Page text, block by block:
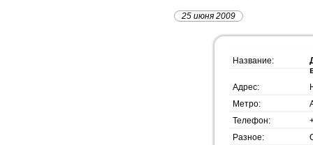
25 июня 2009
Название:
Адрес:
Метро:
Телефон:
Разное: